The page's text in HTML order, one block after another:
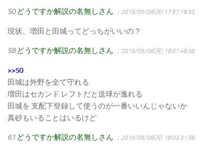
50 どうですか解説の名無しさん ：2019/05/06(月) 17:57:18.50
現状、増田と田城ってどっちがいいの？
58 どうですか解説の名無しさん ：2019/05/06(月) 18:01:48.08
>>50
田城は外野を全て守れる
増田はセカンド レフトだと送球が逸れる
田城を 支配下登録して使うのが一番いいんじゃないか
真砂もいることはいるけど
61 どうですか解説の名無しさん ：2019/05/06(月) 18:03:31.58